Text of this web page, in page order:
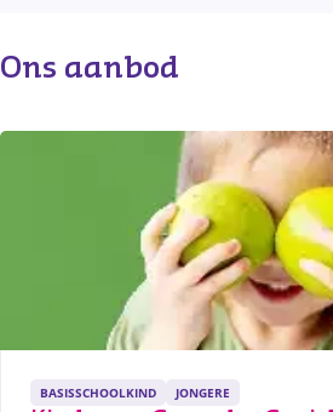
Ons aanbod
BASISSCHOOLKIND JONGERE